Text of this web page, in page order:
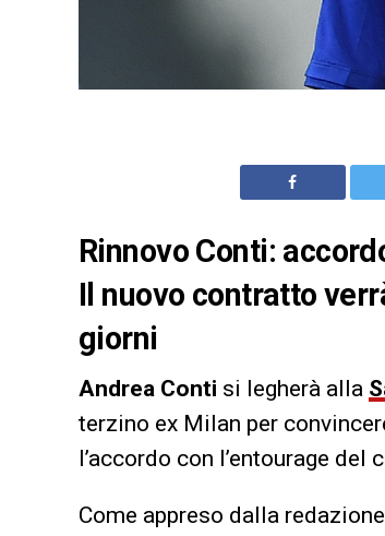
Rinnovo Conti:
Il nuovo contratto
giorni
Andrea Conti si legherà alla
terzino ex Milan per
l’accordo con l’entourage
Come appreso dalla